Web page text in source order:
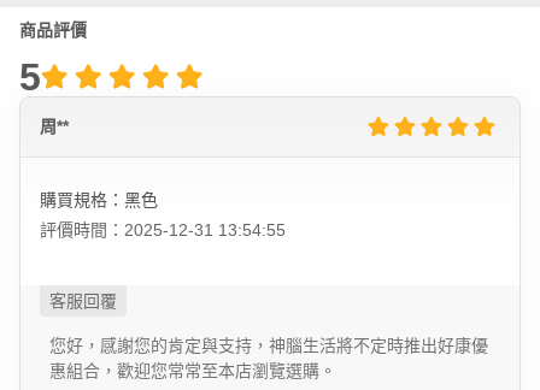
商品評價
5
周**
購買規格：黑色
評價時間：2025-12-31 13:54:55
您好，感謝您的肯定與支持，神腦生活將不定時推出好康優
惠組合，歡迎您常常至本店瀏覽選購。